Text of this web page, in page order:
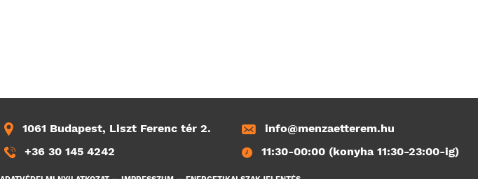
1061 Budapest, Liszt Ferenc tér 2.
+36 30 145 4242
info@menzaetterem.hu
11:30-00:00 (konyha 11:30-23:00-ig)